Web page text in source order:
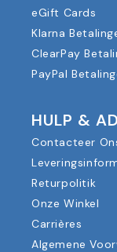
eGift Cards
Klarna
ClearPay
PayPal
HULP &
Contacteer
Returpolitik
Onze Winkel
Carrières
Algemene